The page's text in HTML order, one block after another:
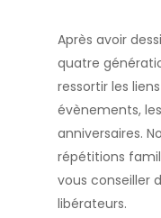
Après avoir
quatre
ressortir les
évènements,
anniversaires.
répétitions
vous conseiller
libérateurs.